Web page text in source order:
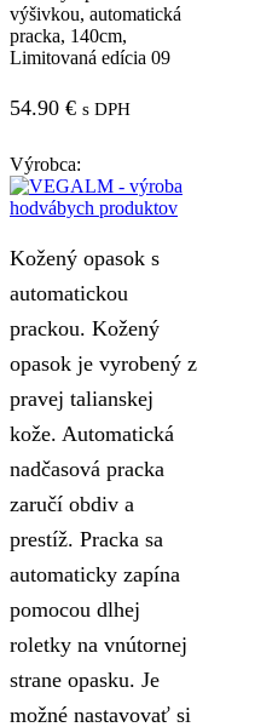
výšivkou, automatická
pracka, 140cm,
Limitovaná edícia 09
54.90 € s DPH
Výrobca:
Kožený opasok s
automatickou
prackou. Kožený
opasok je vyrobený z
pravej talianskej
kože. Automatická
nadčasová pracka
zaručí obdiv a
prestíž. Pracka sa
automaticky zapína
pomocou dlhej
roletky na vnútornej
strane opasku. Je
možné nastavovať si